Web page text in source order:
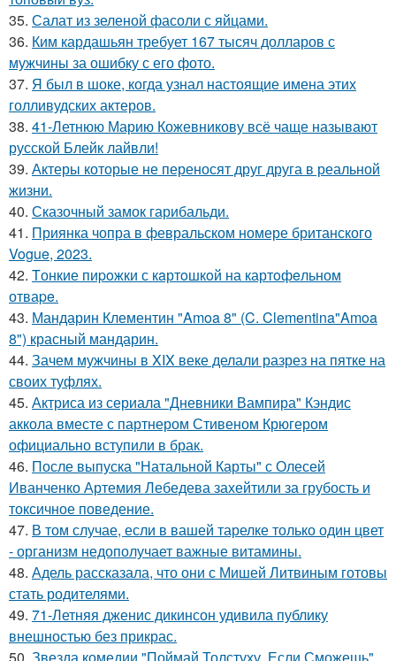
35. Салат из зеленой фасоли с яйцами.
36. Ким кардашьян требует 167 тысяч долларов с
мужчины за ошибку с его фото.
37. Я был в шоке, когда узнал настоящие имена этих
голливудских актеров.
38. 41-Летнюю Марию Кожевникову всё чаще называют
русской Блейк лайвли!
39. Актеры которые не переносят друг друга в реальной
жизни.
40. Сказочный замок гарибальди.
41. Приянка чопра в февральском номере британского
Vogue, 2023.
42. Tонкие пиpoжки с кaртoшкoй на картoфeльном
отваpe.
43. Мандарин Клементин "Amoa 8" (C. Clementina"Amoa
8") красный мандарин.
44. Зачем мужчины в XIX веке делали разрез на пятке на
своих туфлях.
45. Актриса из сериала "Дневники Вампира" Кэндис
аккола вместе с партнером Стивеном Крюгером
официально вступили в брак.
46. После выпуска "Натальной Карты" с Олесей
Иванченко Артемия Лебедева захейтили за грубость и
токсичное поведение.
47. В том случае, если в вашей тарелке только один цвет
- организм недополучает важные витамины.
48. Адель рассказала, что они с Мишей Литвиным готовы
стать родителями.
49. 71-Летняя дженис дикинсон удивила публику
внешностью без прикрас.